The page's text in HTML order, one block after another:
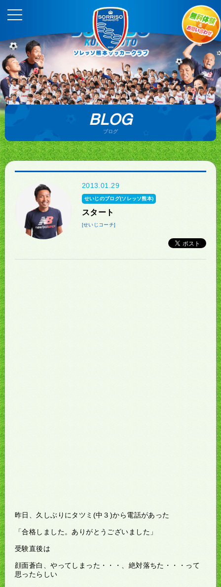
BLOG
ブログ
2013.01.29
せいじのブログ(ソレッソ熊本)
スタート
[せいじコーチ]
昨日、久しぶりにタツミ(中３)から電話があった
「合格しました。ありがとうございました」
受験直後は
顔面蒼白、やってしまった・・・、絶対落ちた・・・って
思ったらしい